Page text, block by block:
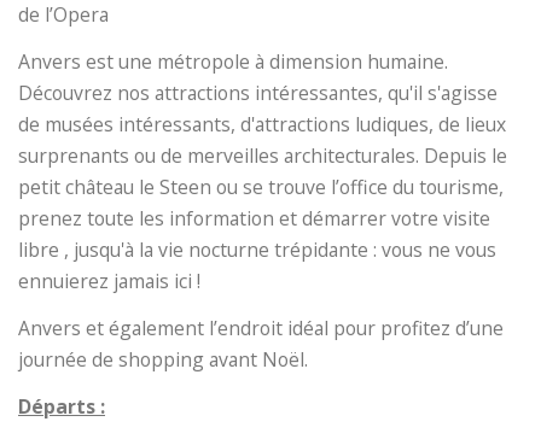
de l’Opera
Anvers est une métropole à dimension humaine.
Découvrez nos attractions intéressantes, qu'il s'agisse
de musées intéressants, d'attractions ludiques, de lieux
surprenants ou de merveilles architecturales. Depuis le
petit château le Steen ou se trouve l’office du tourisme,
prenez toute les information et démarrer votre visite
libre , jusqu'à la vie nocturne trépidante : vous ne vous
ennuierez jamais ici !
Anvers et également l’endroit idéal pour profitez d’une
journée de shopping avant Noël.
Départs :